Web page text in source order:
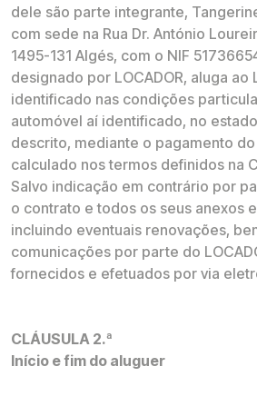
dele são parte integrante,
com sede na Rua Dr. António
1495-131 Algés, com o NIF
designado por LOCADOR, aluga ao
identificado nas condições
automóvel aí identificado, no
descrito, mediante o pagamento
calculado nos termos definidos na
Salvo indicação em contrário por
o contrato e todos os seus anexos
incluindo eventuais renovações,
comunicações por parte do
fornecidos e efetuados por via
CLÁUSULA 2.ª
Início e fim do aluguer